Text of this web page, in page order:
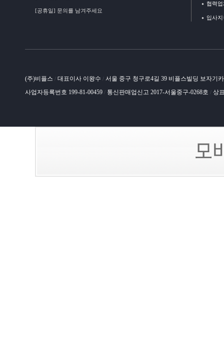
[공휴일] 문의를 남겨주세요
협력
입사
(주)비플스 / 대표이사 이왕수 / 서울 중구 청구로4길 39 비플스빌딩 보자기
사업자등록번호 199-81-00459 / 통신판매업신고 2017-서울중구-0268호 / 상